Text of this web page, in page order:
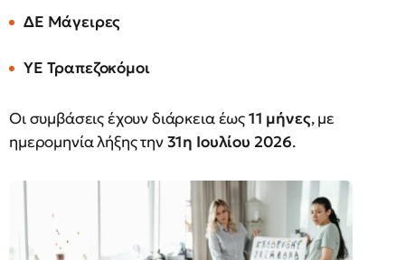
ΔΕ Μάγειρες
ΥΕ Τραπεζοκόμοι
Οι συμβάσεις έχουν διάρκεια έως11 μήνες, με
ημερομηνία λήξης την31η Ιουλίου 2026.